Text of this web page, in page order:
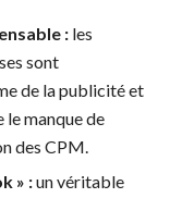
:les
sont
de la publicité et
le manque de
des CPM.
» :un véritable